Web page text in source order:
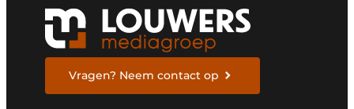
Vragen? Neem contact op